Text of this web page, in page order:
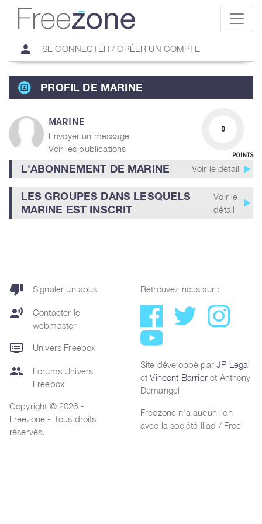
person SE CONNECTER / CRÉER UN COMPTE
PROFIL DE MARINE
MARINE
Envoyer un message
Voir les publications
0
POINTS
L'ABONNEMENT DE MARINE Voir le détail play_arrow
LES GROUPES DANS LESQUELS
MARINE EST INSCRIT
Voir le
détail
play_arrow
thumb_down Signaler un abus
record_voice_over
Contacter le
webmaster
dvr Univers Freebox
group
Forums Univers
Freebox
Copyright © 2026 -
Freezone - Tous droits
réservés.
Retrouvez nous sur :
Site développé parJP Legal
etVincent Barrieret Anthony
Demangel
Freezone n'a aucun lien
avec la société Iliad / Free